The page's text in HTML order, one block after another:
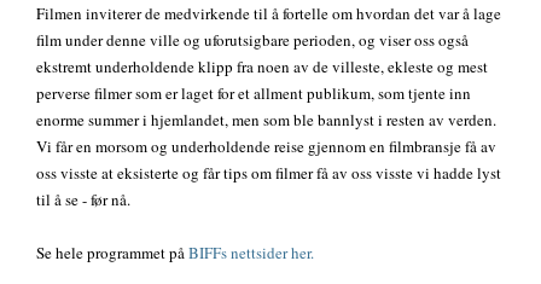
Filmen inviterer de medvirkende til å fortelle om hvordan det var å lage
film under denne ville og uforutsigbare perioden, og viser oss også
ekstremt underholdende klipp fra noen av de villeste, ekleste og mest
perverse filmer som er laget for et allment publikum, som tjente inn
enorme summer i hjemlandet, men som ble bannlyst i resten av verden.
Vi får en morsom og underholdende reise gjennom en filmbransje få av
oss visste at eksisterte og får tips om filmer få av oss visste vi hadde lyst
til å se - før nå.
Se hele programmet påBIFFs nettsider her.